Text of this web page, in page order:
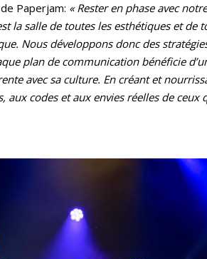
Paperjam: « Rester en phase avec
la salle de toutes les esthétiques et de
Nous développons donc des
plan de communication bénéficie
avec sa culture. En créant et
aux codes et aux envies réelles de ceux